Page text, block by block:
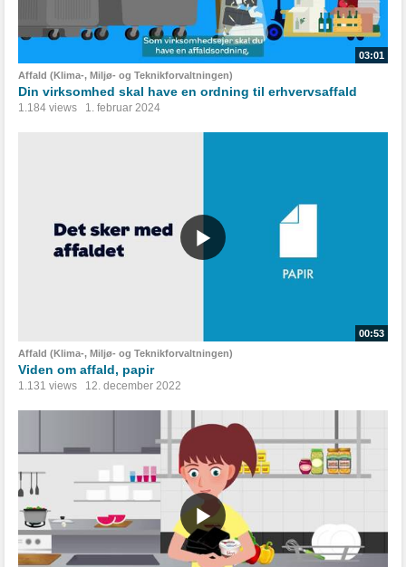
03:01
Affald (Klima-, Miljø- og Teknikforvaltningen)
Din virksomhed skal have en ordning til erhvervsaffald
1.184 views 1. februar 2024
00:53
Affald (Klima-, Miljø- og Teknikforvaltningen)
Viden om affald, papir
1.131 views 12. december 2022